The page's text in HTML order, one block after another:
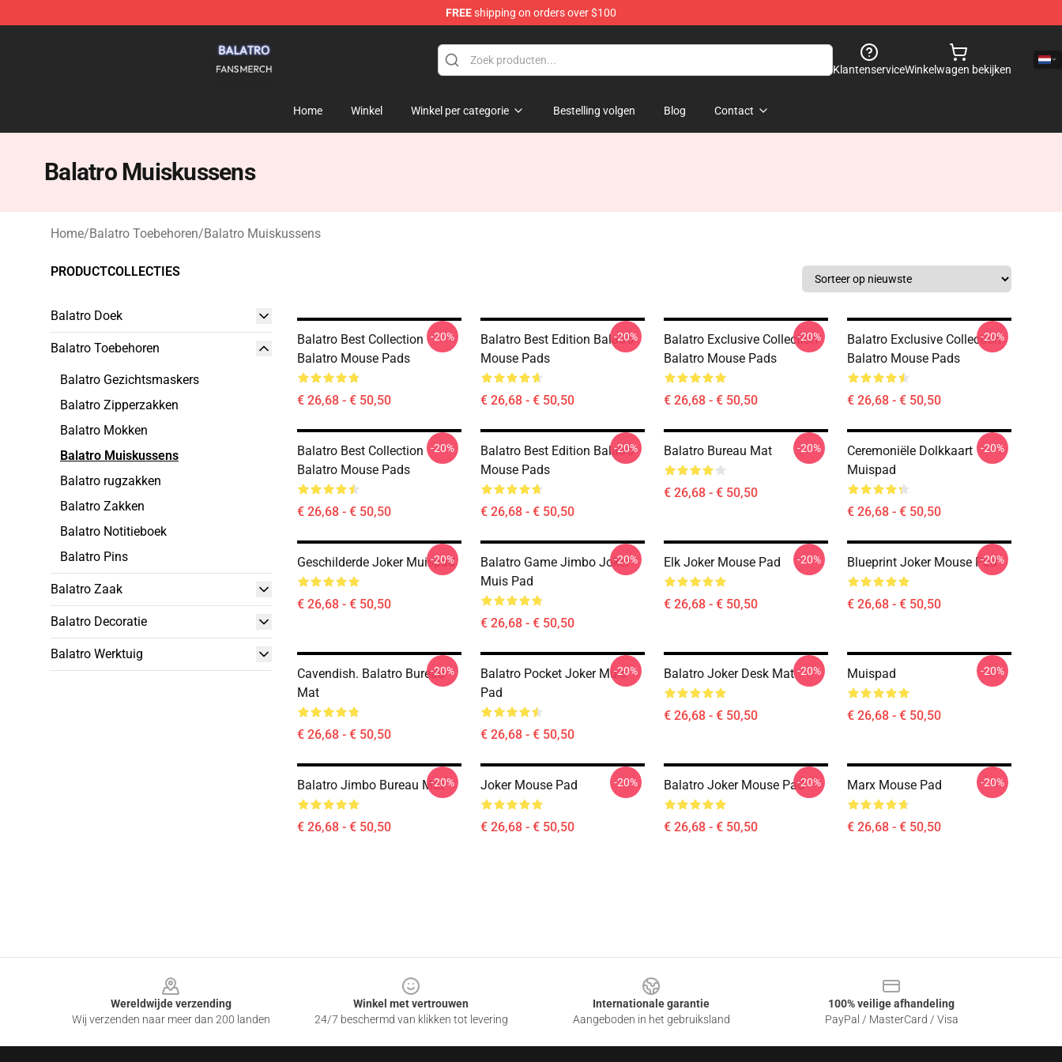
FREEshipping on orders over $100
KlantenserviceWinkelwagen bekijken
Home Winkel Winkel per categorie Bestelling volgen Blog Contact
Balatro Muiskussens
Home/Balatro Toebehoren/Balatro Muiskussens
PRODUCTCOLLECTIES
Balatro Doek
Balatro Toebehoren
Balatro Gezichtsmaskers
Balatro Zipperzakken
Balatro Mokken
Balatro Muiskussens
Balatro rugzakken
Balatro Zakken
Balatro Notitieboek
Balatro Pins
Balatro Zaak
Balatro Decoratie
Balatro Werktuig
Balatro Best Collection
Balatro Mouse Pads
€ 26,68 - € 50,50
-20%
Balatro Best Edition Balatro
Mouse Pads
€ 26,68 - € 50,50
-20%
Balatro Exclusive Collection
Balatro Mouse Pads
€ 26,68 - € 50,50
-20%
Balatro Exclusive Collection
Balatro Mouse Pads
€ 26,68 - € 50,50
-20%
Balatro Best Collection
Balatro Mouse Pads
€ 26,68 - € 50,50
-20%
Balatro Best Edition Balatro
Mouse Pads
€ 26,68 - € 50,50
-20% Balatro Bureau Mat
€ 26,68 - € 50,50
-20%
Ceremoniële Dolkkaart
Muispad
€ 26,68 - € 50,50
-20%
Geschilderde Joker Muispad
€ 26,68 - € 50,50
-20%
Balatro Game Jimbo Joker
Muis Pad
€ 26,68 - € 50,50
-20% Elk Joker Mouse Pad
€ 26,68 - € 50,50
-20% Blueprint Joker Mouse Pad
€ 26,68 - € 50,50
-20%
Cavendish. Balatro Bureau
Mat
€ 26,68 - € 50,50
-20%
Balatro Pocket Joker Muis
Pad
€ 26,68 - € 50,50
-20% Balatro Joker Desk Mat
€ 26,68 - € 50,50
-20% Muispad
€ 26,68 - € 50,50
-20%
Balatro Jimbo Bureau Mat
€ 26,68 - € 50,50
-20% Joker Mouse Pad
€ 26,68 - € 50,50
-20% Balatro Joker Mouse Pad
€ 26,68 - € 50,50
-20% Marx Mouse Pad
€ 26,68 - € 50,50
-20%
Wereldwijde verzending
Wij verzenden naar meer dan 200 landen
Winkel met vertrouwen
24/7 beschermd van klikken tot levering
Internationale garantie
Aangeboden in het gebruiksland
100% veilige afhandeling
PayPal / MasterCard / Visa